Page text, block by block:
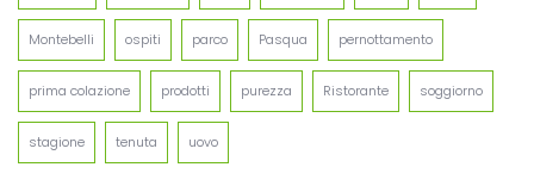
Montebelli ospiti parco Pasqua pernottamento
prima colazione prodotti purezza Ristorante soggiorno
stagione tenuta uovo